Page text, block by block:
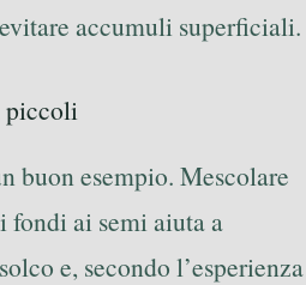
accumuli superficiali.
piccoli
buon esempio. Mescolare
fondi ai semi aiuta a
e, secondo l’esperienza